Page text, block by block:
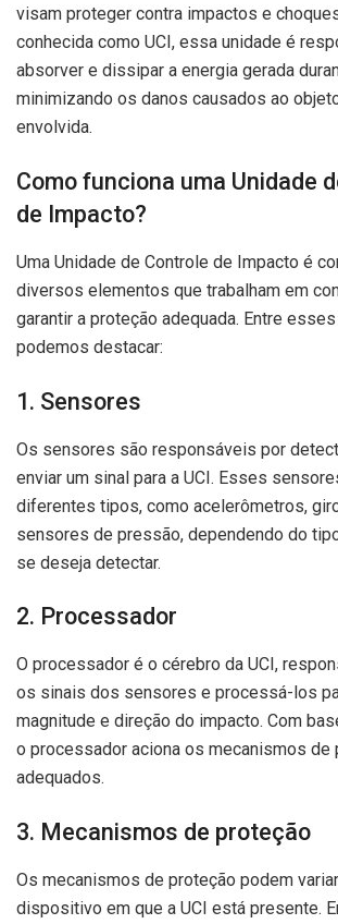
visam proteger contra impactos e
conhecida como UCI, essa unidade é
absorver e dissipar a energia gerada
minimizando os danos causados ao
envolvida.
Como funciona uma Unidade
de Impacto?
Uma Unidade de Controle de Impacto é
diversos elementos que trabalham em
garantir a proteção adequada. Entre
podemos destacar:
1. Sensores
Os sensores são responsáveis por
enviar um sinal para a UCI. Esses
diferentes tipos, como acelerômetros,
sensores de pressão, dependendo do
se deseja detectar.
2. Processador
O processador é o cérebro da UCI,
os sinais dos sensores e processá-los
magnitude e direção do impacto. Com
o processador aciona os mecanismos de
adequados.
3. Mecanismos de proteção
Os mecanismos de proteção podem
dispositivo em que a UCI está presente.